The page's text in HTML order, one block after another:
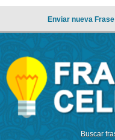
Enviar nueva Frase
Buscar